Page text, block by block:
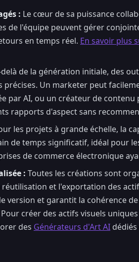
: Le cœur de sa puissance
de l'équipe peuvent gérer
en temps réel. En savoir plus
de la génération initiale, des
précises. Un marketer peut
par AI, ou un créateur de
rapports d'aspect sans
les projets à grande échelle, la
de temps significatif, idéal pour
de commerce électronique
: Toutes les créations sont
et l'exportation des
version et garantit la cohérence
créer des actifs visuels
des Générateurs d'Art AI